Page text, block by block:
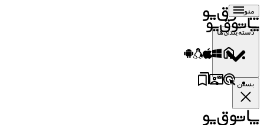
منو
دسته‌بندی‌ها
بستن